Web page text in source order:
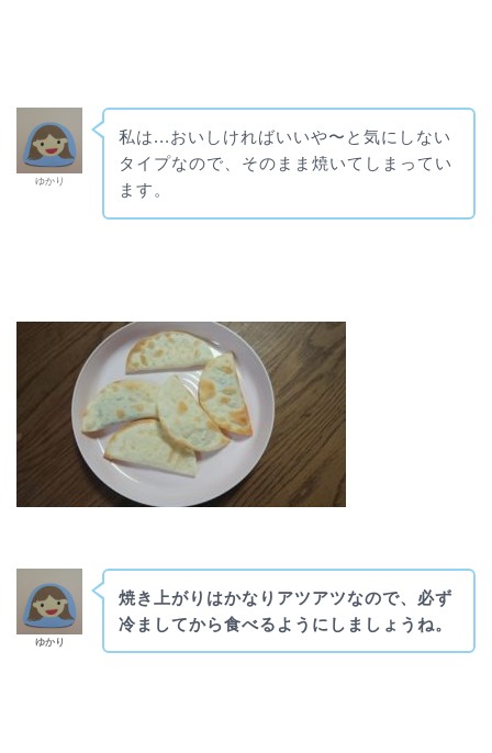
ゆかり
私は...おいしければいいや〜と気にしない
タイプなので、そのまま焼いてしまってい
ます。
ゆかり
焼き上がりはかなりアツアツなので、必ず
冷ましてから食べるようにしましょうね。